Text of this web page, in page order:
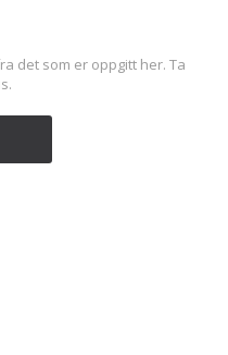
det som er oppgitt her. Ta